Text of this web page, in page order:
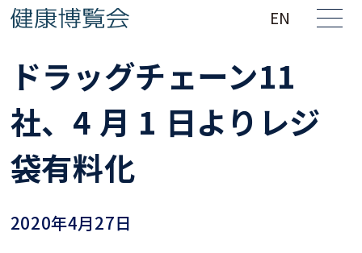
EN
ドラッグチェーン11
社、4 月 1 日よりレジ
袋有料化
2020年4月27日